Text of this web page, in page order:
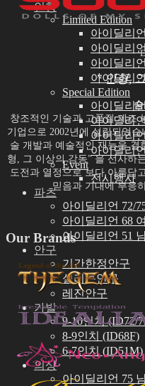
인형
Limited Edition
아이딜리
아이딜리
아이딜리
아이딜리
Special Edition
아이딜리
아이딜리
아이딜리
아이딜리
Event
전시행사
파츠
아이딜리언 72/
아이딜리언 68
아이딜리언 51
안구
기간한정안구
실리콘안구
레진안구
가발
9-10인치 (ID72/
8-9인치 (ID68F)
6-7인치 (ID51M)
의상
아이딜리언 75
” 인형,
창조적인 기술과 고품질 제조
기업으로 2002년에 설립되었
술 개발과 예술적인 재능을 결
형, 그 이상의 감동” 을 선사하
도전과 열정으로보다 아름답
믿음과 기대에 부응
Our Brands